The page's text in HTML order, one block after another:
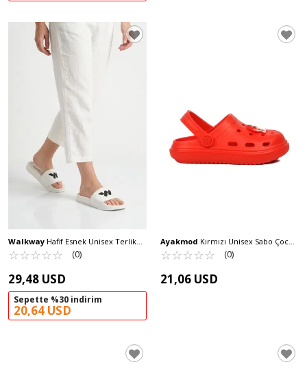
Walkway Hafif Esnek Unisex Terlik
8000-02 G
☆☆☆☆☆
★★★★★ (0)
29,48 USD
Sepette %30 indirim
20,64 USD
Ayakmod Kırmızı Unisex Sabo Çocuk
Terlik 755 F
☆☆☆☆☆
★★★★★ (0)
21,06 USD